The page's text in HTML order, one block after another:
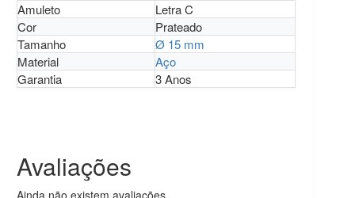
Amuleto
Letra C
Cor
Prateado
Tamanho
Ø 15 mm
Material
Aço
Garantia
3 Anos
Avaliações